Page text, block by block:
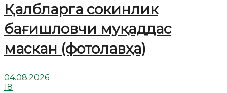
Қалбларга сокинлик
бағишловчи муқаддас
маскан (фотолавҳа)
04.08.2026
18